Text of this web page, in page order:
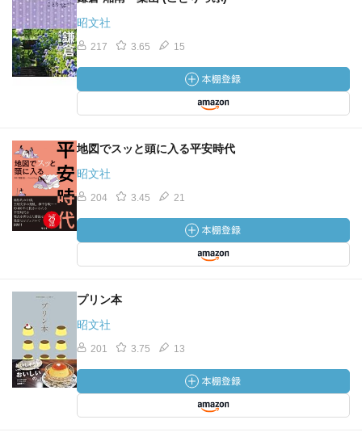
昭文社
217 3.65 15
地図でスッと頭に入る平安時代
昭文社
204 3.45 21
プリン本
昭文社
201 3.75 13